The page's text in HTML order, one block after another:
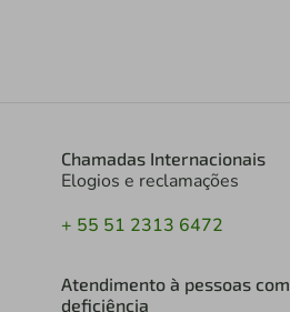
Chamadas Internacionais
Elogios e reclamações
+ 55 51 2313 6472
Atendimento à pessoas com
deficiência